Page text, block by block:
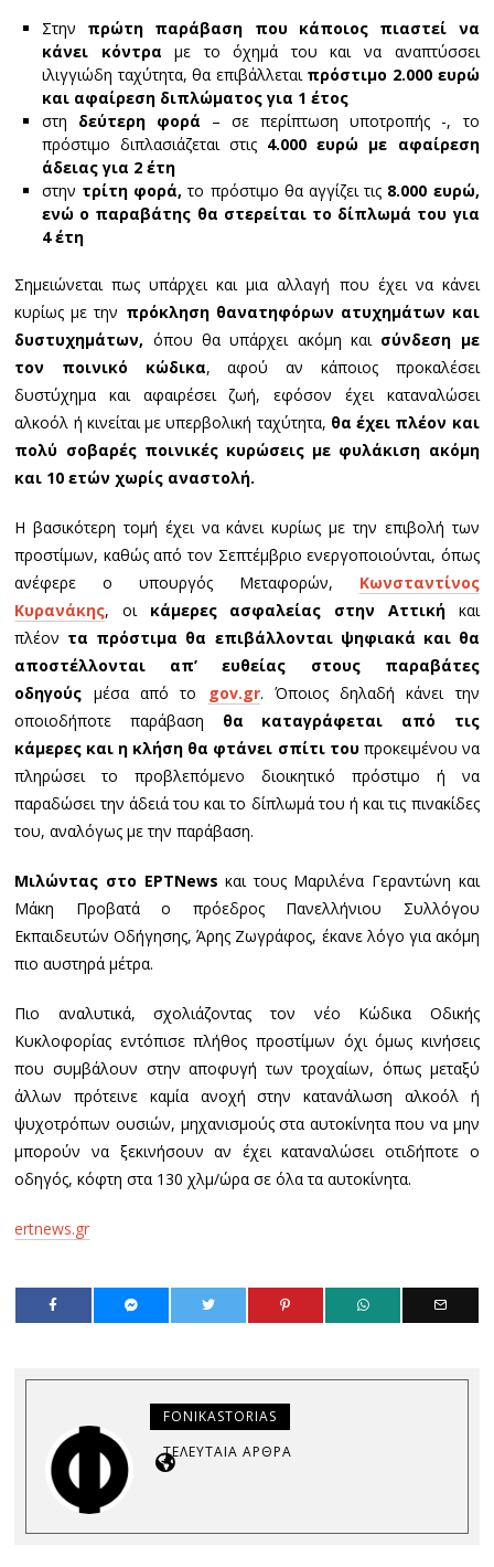
Στην πρώτη παράβαση που κάποιος πιαστεί να
κάνει κόντρα με το όχημά του και να αναπτύσσει
ιλιγγιώδη ταχύτητα, θα επιβάλλεται πρόστιμο 2.000 ευρώ
και αφαίρεση διπλώματος για 1 έτος
στη δεύτερη φορά – σε περίπτωση υποτροπής -, το
πρόστιμο διπλασιάζεται στις 4.000 ευρώ με αφαίρεση
άδειας για 2 έτη
στην τρίτη φορά, το πρόστιμο θα αγγίζει τις 8.000 ευρώ,
ενώ ο παραβάτης θα στερείται το δίπλωμά του για
4 έτη
Σημειώνεται πως υπάρχει και μια αλλαγή που έχει να κάνει
κυρίως με την πρόκληση θανατηφόρων ατυχημάτων και
δυστυχημάτων, όπου θα υπάρχει ακόμη και σύνδεση με
τον ποινικό κώδικα, αφού αν κάποιος προκαλέσει
δυστύχημα και αφαιρέσει ζωή, εφόσον έχει καταναλώσει
αλκοόλ ή κινείται με υπερβολική ταχύτητα, θα έχει πλέον και
πολύ σοβαρές ποινικές κυρώσεις με φυλάκιση ακόμη
και 10 ετών χωρίς αναστολή.
Η βασικότερη τομή έχει να κάνει κυρίως με την επιβολή των
προστίμων, καθώς από τον Σεπτέμβριο ενεργοποιούνται, όπως
ανέφερε ο υπουργός Μεταφορών, Κωνσταντίνος
Κυρανάκης, οικάμερες ασφαλείας στην Αττικήκαι
πλέον τα πρόστιμα θα επιβάλλονται ψηφιακά και θα
αποστέλλονται απ’ ευθείας στους παραβάτες
οδηγούς μέσα από το gov.gr. Όποιος δηλαδή κάνει την
οποιοδήποτε παράβαση θα καταγράφεται από τις
κάμερες και η κλήση θα φτάνει σπίτι τουπροκειμένου να
πληρώσει το προβλεπόμενο διοικητικό πρόστιμο ή να
παραδώσει την άδειά του και το δίπλωμά του ή και τις πινακίδες
του, αναλόγως με την παράβαση.
Μιλώντας στο ΕΡΤNews και τους Μαριλένα Γεραντώνη και
Μάκη Προβατά ο πρόεδρος Πανελλήνιου Συλλόγου
Εκπαιδευτών Οδήγησης, Άρης Ζωγράφος, έκανε λόγο για ακόμη
πιο αυστηρά μέτρα.
Πιο αναλυτικά, σχολιάζοντας τον νέο Κώδικα Οδικής
Κυκλοφορίας εντόπισε πλήθος προστίμων όχι όμως κινήσεις
που συμβάλουν στην αποφυγή των τροχαίων, όπως μεταξύ
άλλων πρότεινε καμία ανοχή στην κατανάλωση αλκοόλ ή
ψυχοτρόπων ουσιών, μηχανισμούς στα αυτοκίνητα που να μην
μπορούν να ξεκινήσουν αν έχει καταναλώσει οτιδήποτε ο
οδηγός, κόφτη στα 130 χλμ/ώρα σε όλα τα αυτοκίνητα.
ertnews.gr
FONIKASTORIAS
ΤΕΛΕΥΤΑΊΑ ΆΡΘΡΑ